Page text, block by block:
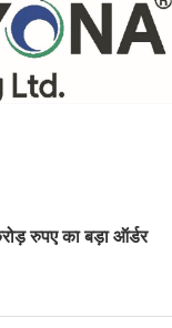
रुपए का बड़ा ऑर्डर